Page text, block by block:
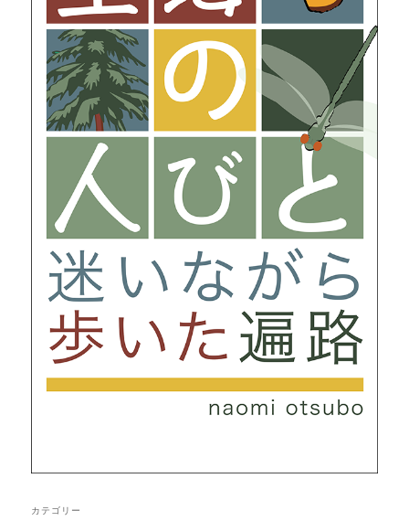
カテゴリー